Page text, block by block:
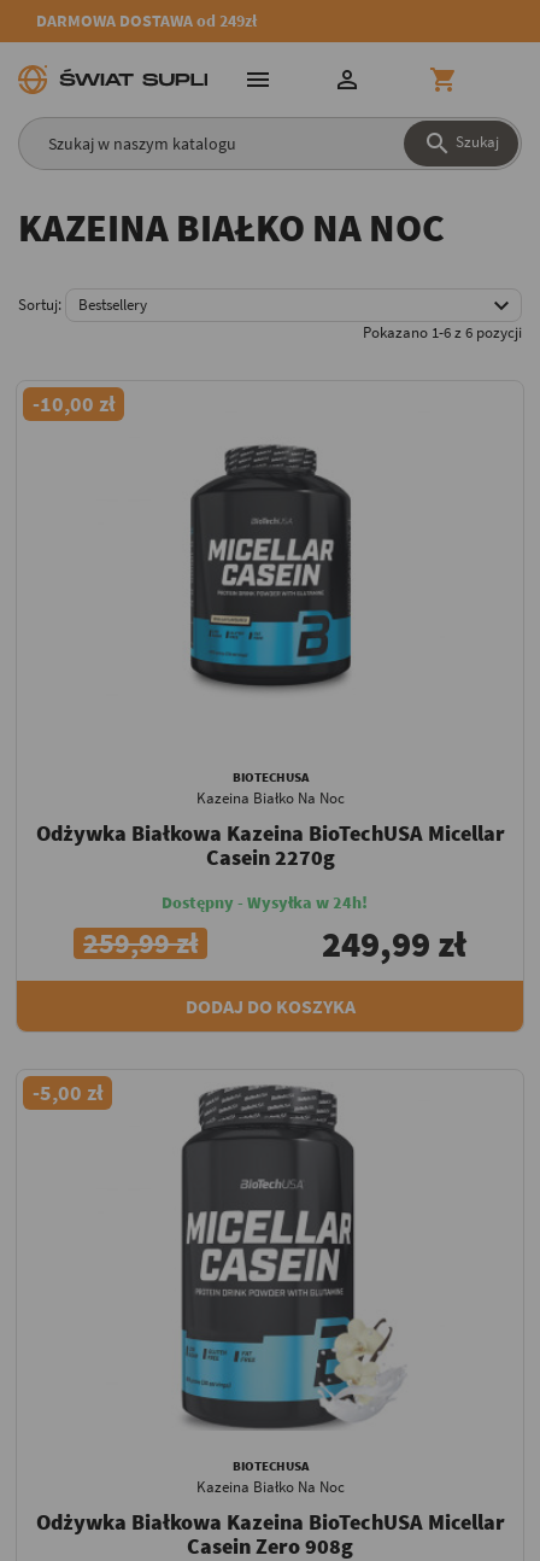
DARMOWA DOSTAWA od 249zł
 Szukaj
  
KAZEINA BIAŁKO NA NOC
Sortuj: Bestsellery 
Pokazano 1-6 z 6 pozycji
-10,00 zł
BIOTECHUSA
Kazeina Białko Na Noc
Odżywka Białkowa Kazeina BioTechUSA Micellar
Casein 2270g
Dostępny - Wysyłka w 24h!
259,99 zł 249,99 zł
DODAJ DO KOSZYKA
-5,00 zł
BIOTECHUSA
Kazeina Białko Na Noc
Odżywka Białkowa Kazeina BioTechUSA Micellar
Casein Zero 908g